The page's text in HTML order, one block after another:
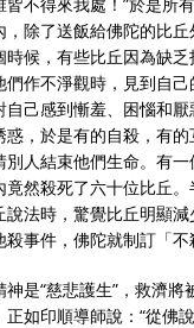
，除了送飯給佛陀的比
時候，有些比丘因為缺
們作不淨觀時，見到自
己感到慚羞、困惱和厭
惑，於是有的自殺，有
人結束他們生命。有
竟然殺死了六十位比丘
說法時，驚覺比丘明顯
事件，佛陀就制訂「不
是“慈悲護生”，救濟將
如印順導師說：“從佛